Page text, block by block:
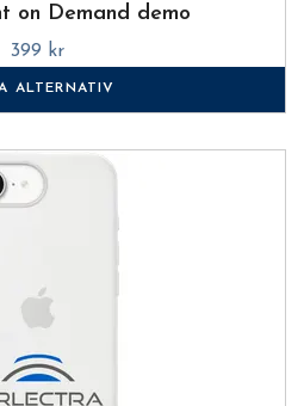
on Demand demo
399 kr
ALTERNATIV